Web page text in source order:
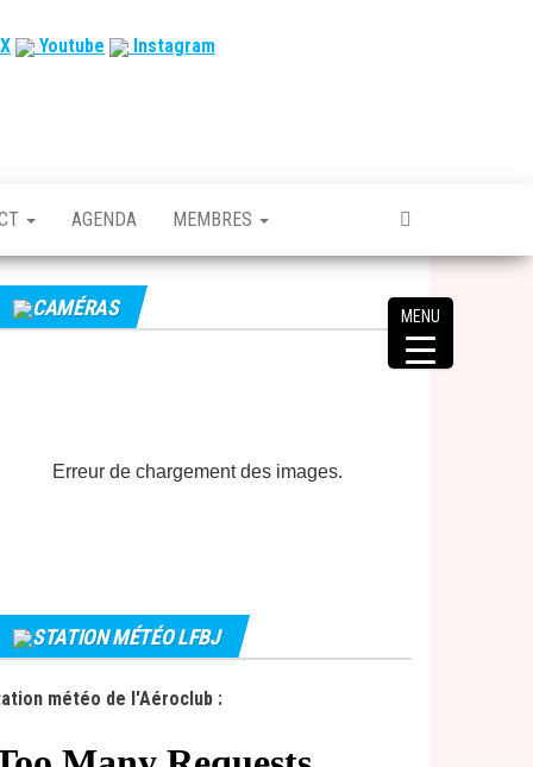
Youtube Instagram
AGENDA MEMBRES
CAMÉRAS
Erreur de chargement des images.
STATION MÉTÉO LFBJ
météo de l'Aéroclub :
MENU